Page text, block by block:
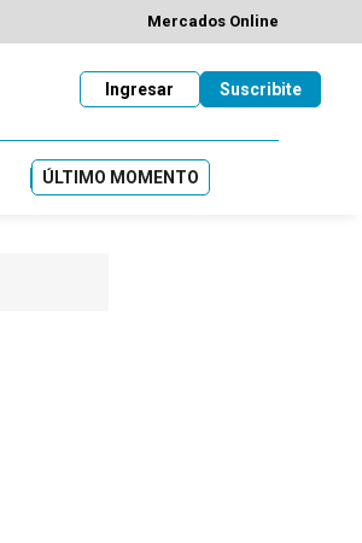
Mercados Online
Suscribite
Ingresar
ÚLTIMO MOMENTO